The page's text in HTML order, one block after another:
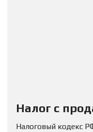
Налог с
Налоговый кодекс